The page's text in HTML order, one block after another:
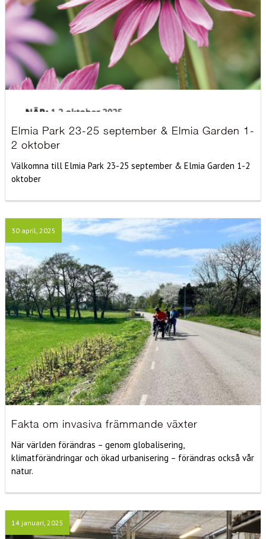
Elmia Park 23-25 september & Elmia Garden 1-
2 oktober
Välkomna till Elmia Park 23-25 september & Elmia Garden 1-2
oktober
30 april, 2025
Fakta om invasiva främmande växter
När världen förändras – genom globalisering,
klimatförändringar och ökad urbanisering – förändras också vår
natur.
14 januari, 2025